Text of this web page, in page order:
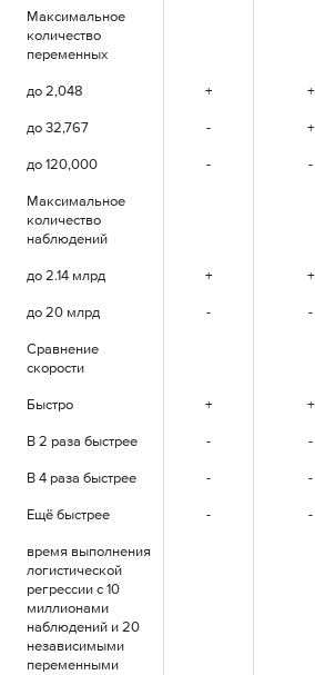
Максимальное
количество
переменных
до 2,048 + +
до 32,767 - +
до 120,000 - -
Максимальное
количество
наблюдений
до 2.14 млрд + +
до 20 млрд - -
Сравнение
скорости
Быстро + +
В 2 раза быстрее - -
В 4 раза быстрее - -
Ещё быстрее - -
время выполнения
логистической
регрессии с 10
миллионами
наблюдений и 20
независимыми
переменными